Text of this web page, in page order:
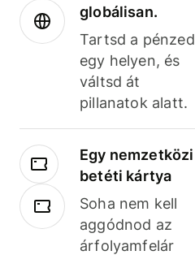
globálisan.
Tartsd a pénzed
egy helyen, és
váltsd át
pillanatok alatt.
Egy nemzetközi
betéti kártya
Soha nem kell
aggódnod az
árfolyamfelár